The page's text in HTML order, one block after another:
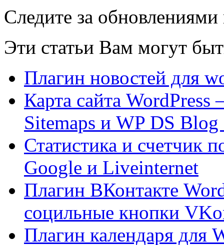
Следите за
Эти статьи Вам могут
Плагин новостей для
Карта сайта
Sitemaps и WP DS
Статистика и счетчик
Google и Liveinternet
Плагин ВКонтакте
социльные кнопки
Плагин календаря для